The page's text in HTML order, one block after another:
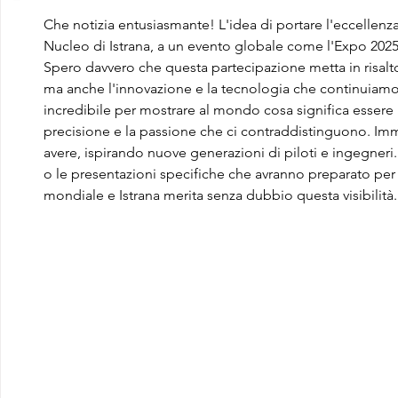
DEL “DE PINEDO-
COLONNA”
Che notizia entusiasmante! L'idea di portare
Nucleo di Istrana, a un evento globale come l'Expo
Spero davvero che questa partecipazione metta in
ma anche l'innovazione e la tecnologia che
incredibile per mostrare al mondo cosa significa
precisione e la passione che ci contraddistinguono.
avere, ispirando nuove generazioni di piloti e
o le presentazioni specifiche che avranno preparato
mondiale e Istrana merita senza dubbio questa